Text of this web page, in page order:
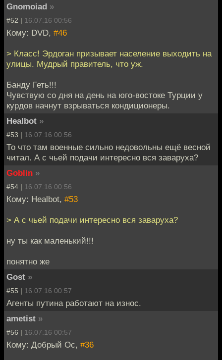
Gnomoiad »
#52 | 16.07.16 00:56
Кому: DVD, #46
> Класс! Эрдоган призывает население выходить на
улицы. Мудрый правитель, что уж.
Банду Геть!!!
Чувствую со дня на день на юго-востоке Турции у
курдов начнут взрываться кондиционеры.
Healbot »
#53 | 16.07.16 00:56
То что там военные сильно недовольны ещё весной
читал. А с чьей подачи интересно вся заваруха?
Goblin »
#54 | 16.07.16 00:56
Кому: Healbot, #53
> А с чьей подачи интересно вся заваруха?
ну ты как маленький!!!
понятно же
Gost »
#55 | 16.07.16 00:57
Агенты путина работают на износ.
ametist »
#56 | 16.07.16 00:57
Кому: Добрый Ос, #36